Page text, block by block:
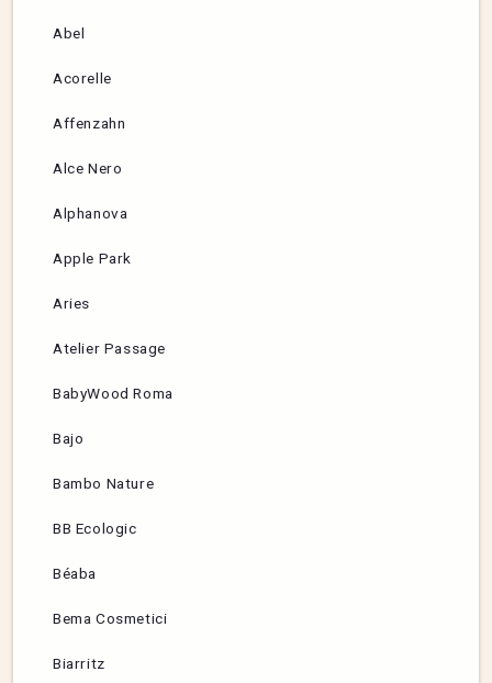
Abel
Acorelle
Affenzahn
Alce Nero
Alphanova
Apple Park
Aries
Atelier Passage
BabyWood Roma
Bajo
Bambo Nature
BB Ecologic
Béaba
Bema Cosmetici
Biarritz